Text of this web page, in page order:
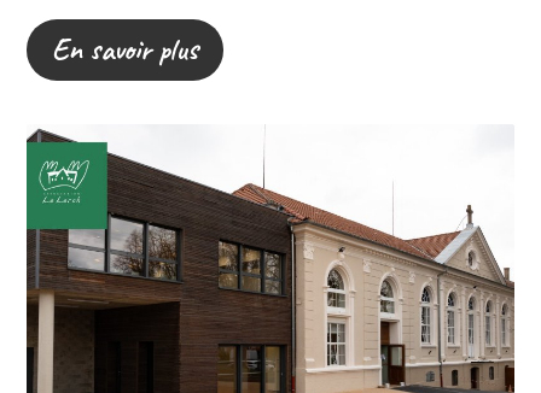
En savoir plus